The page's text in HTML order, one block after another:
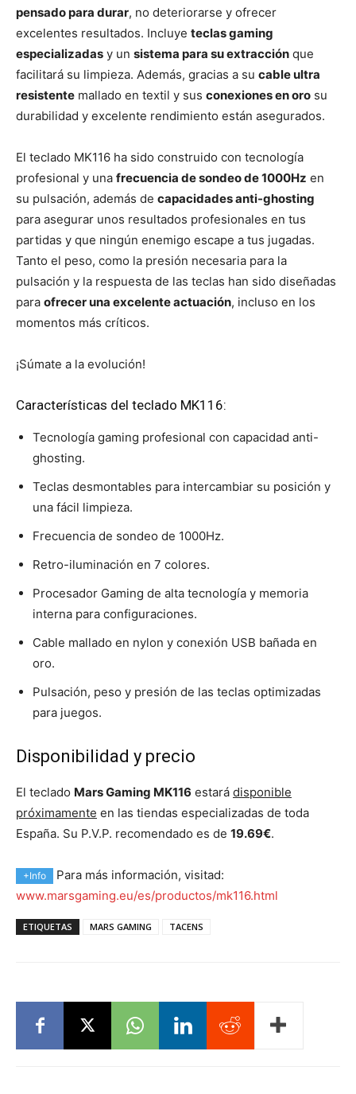
pensado para durar, no deteriorarse y ofrecer
excelentes resultados. Incluye teclas gaming
especializadas y un sistema para su extracción que
facilitará su limpieza. Además, gracias a su cable ultra
resistente mallado en textil y sus conexiones en oro su
durabilidad y excelente rendimiento están asegurados.
El teclado MK116 ha sido construido con tecnología
profesional y una frecuencia de sondeo de 1000Hz en
su pulsación, además de capacidades anti-ghosting
para asegurar unos resultados profesionales en tus
partidas y que ningún enemigo escape a tus jugadas.
Tanto el peso, como la presión necesaria para la
pulsación y la respuesta de las teclas han sido diseñadas
para ofrecer una excelente actuación, incluso en los
momentos más críticos.
¡Súmate a la evolución!
Características del teclado MK116:
Tecnología gaming profesional con capacidad anti-
ghosting.
Teclas desmontables para intercambiar su posición y
una fácil limpieza.
Frecuencia de sondeo de 1000Hz.
Retro-iluminación en 7 colores.
Procesador Gaming de alta tecnología y memoria
interna para configuraciones.
Cable mallado en nylon y conexión USB bañada en
oro.
Pulsación, peso y presión de las teclas optimizadas
para juegos.
Disponibilidad y precio
El teclado Mars Gaming MK116 estará disponible
próximamente en las tiendas especializadas de toda
España. Su P.V.P. recomendado es de 19.69€.
+Info
Para más información, visitad:
www.marsgaming.eu/es/productos/mk116.html
ETIQUETAS MARS GAMING TACENS